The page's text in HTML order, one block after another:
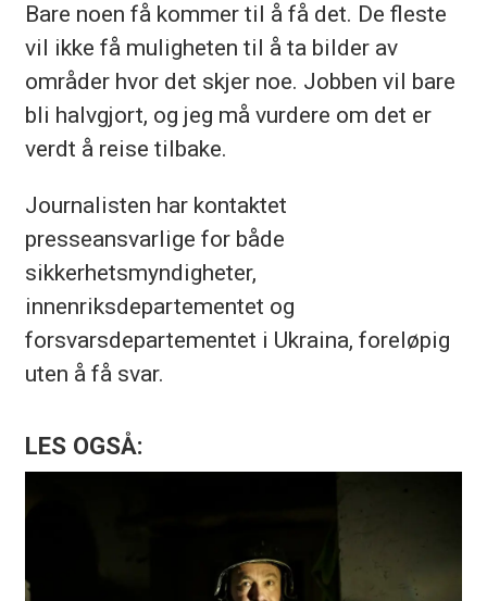
Bare noen få kommer til å få det. De fleste
vil ikke få muligheten til å ta bilder av
områder hvor det skjer noe. Jobben vil bare
bli halvgjort, og jeg må vurdere om det er
verdt å reise tilbake.
Journalisten har kontaktet
presseansvarlige for både
sikkerhetsmyndigheter,
innenriksdepartementet og
forsvarsdepartementet i Ukraina, foreløpig
uten å få svar.
LES OGSÅ: